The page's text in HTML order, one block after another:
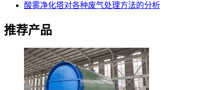
酸雾净化塔对各种废气处理方法的分析
推荐产品